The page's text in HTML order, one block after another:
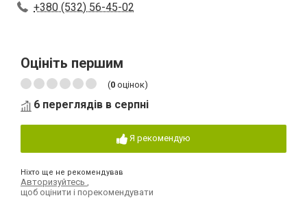
+380 (532) 56-45-02
Оцініть першим
(0 оцінок)
6 переглядів в серпні
Я рекомендую
Ніхто ще не рекомендував
Авторизуйтесь
щоб оцінити і порекомендувати